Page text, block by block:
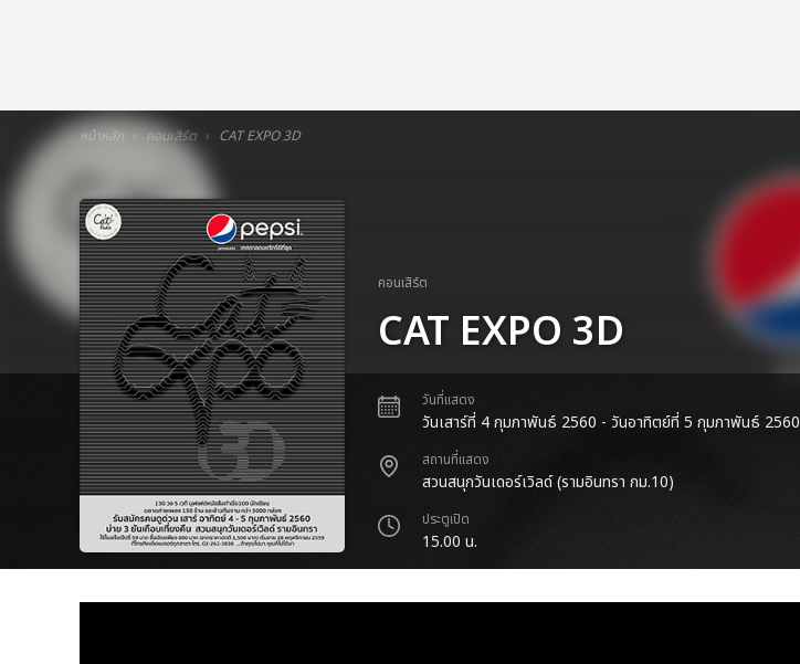
หน้าหลัก คอนเสิร์ต CAT EXPO 3D
คอนเสิร์ต
CAT EXPO 3D
วันที่แสดง
วันเสาร์ที่ 4 กุมภาพันธ์ 2560 - วันอาทิตย์ที่ 5 กุมภาพันธ์ 2560
สถานที่แสดง
สวนสนุกวันเดอร์เวิลด์ (รามอินทรา กม.10)
ประตูเปิด
15.00 น.